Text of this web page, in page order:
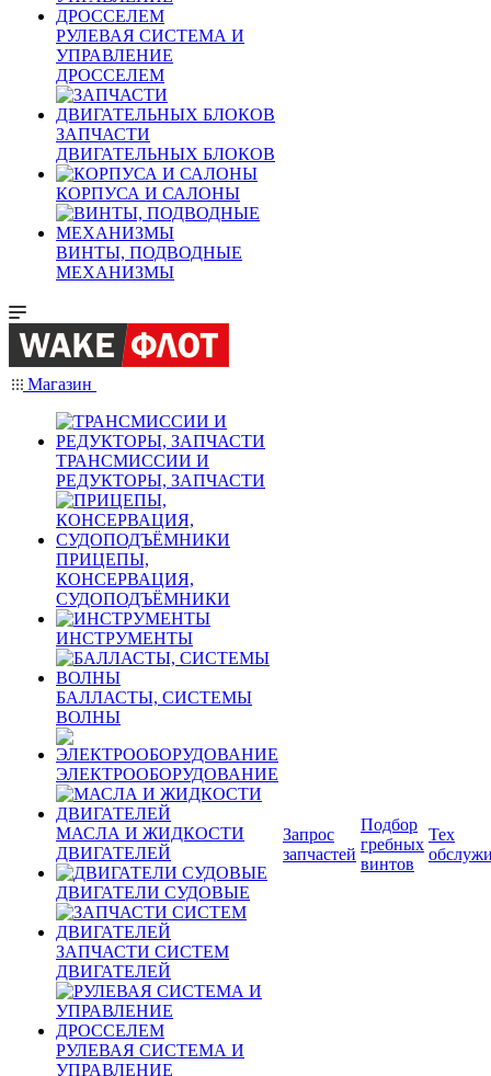
РУЛЕВАЯ СИСТЕМА И
УПРАВЛЕНИЕ
ДРОССЕЛЕМ
ЗАПЧАСТИ
ДВИГАТЕЛЬНЫХ БЛОКОВ
КОРПУСА И САЛОНЫ
ВИНТЫ, ПОДВОДНЫЕ
МЕХАНИЗМЫ
Магазин
ТРАНСМИССИИ И
РЕДУКТОРЫ, ЗАПЧАСТИ
ПРИЦЕПЫ,
КОНСЕРВАЦИЯ,
СУДОПОДЪЁМНИКИ
ИНСТРУМЕНТЫ
БАЛЛАСТЫ, СИСТЕМЫ
ВОЛНЫ
ЭЛЕКТРООБОРУДОВАНИЕ
МАСЛА И ЖИДКОСТИ
ДВИГАТЕЛЕЙ
ДВИГАТЕЛИ СУДОВЫЕ
ЗАПЧАСТИ СИСТЕМ
ДВИГАТЕЛЕЙ
РУЛЕВАЯ СИСТЕМА И
УПРАВЛЕНИЕ
Запрос
запчастей
Подбор
гребных
винтов
Тех